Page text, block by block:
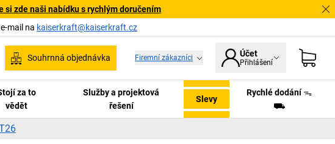
zde naši nabídku s rychlým doručením
mail na kaiserkraft@kaiserkraft.cz
Souhrnná objednávka Firemní zákazníci Účet
Přihlášení
za to
vědět
Služby a projektová
řešení
Slevy
Rychlé dodání ᯓ
⛟